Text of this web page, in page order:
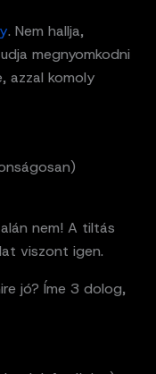
. Nem hallja,
megnyomkodni
azzal komoly
nem! A tiltás
viszont igen.
jó? Íme 3 dolog,